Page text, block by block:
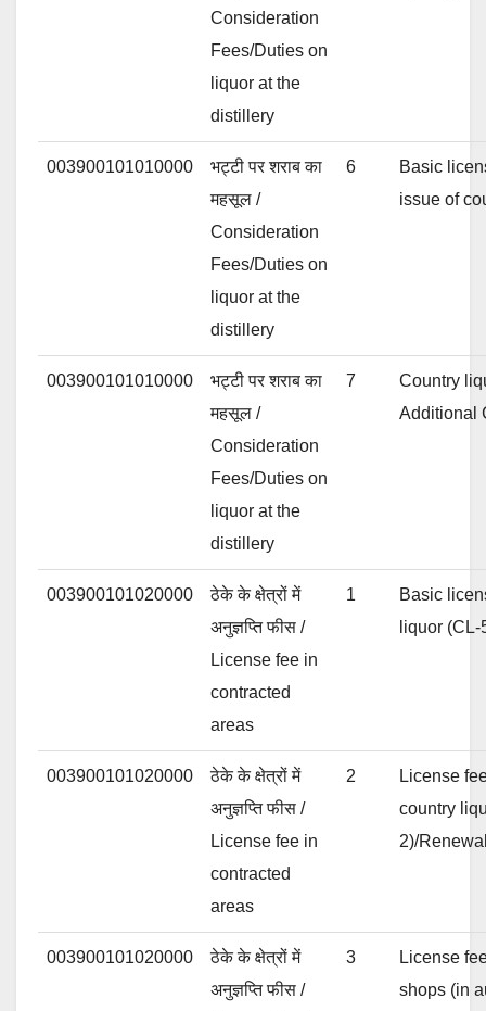
Consideration
Fees/Duties on
liquor at the
distillery
003900101010000
भट्टी पर शराब का
महसूल /
Consideration
Fees/Duties on
liquor at the
distillery
6
Basic
issue of
003900101010000
भट्टी पर शराब का
महसूल /
Consideration
Fees/Duties on
liquor at the
distillery
7
Country
Additional
003900101020000
ठेके के क्षेत्रों में
अनुज्ञप्ति फीस /
License fee in
contracted
areas
1
Basic
liquor
003900101020000
ठेके के क्षेत्रों में
अनुज्ञप्ति फीस /
License fee in
contracted
areas
2
License
country
2)/
003900101020000
ठेके के क्षेत्रों में
अनुज्ञप्ति फीस /
3
License
shops (in